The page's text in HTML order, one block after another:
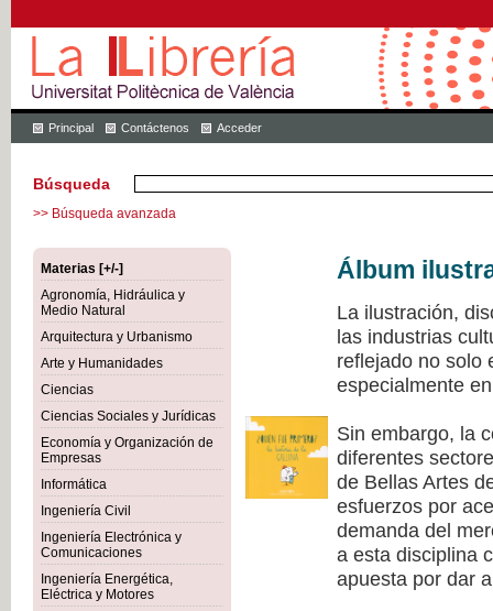
Principal Contáctenos Acceder
Búsqueda
>> Búsqueda avanzada
Materias [+/-]
Agronomía, Hidráulica y
Medio Natural
Arquitectura y Urbanismo
Arte y Humanidades
Ciencias
Ciencias Sociales y Jurídicas
Economía y Organización de
Empresas
Informática
Ingeniería Civil
Ingeniería Electrónica y
Comunicaciones
Ingeniería Energética,
Eléctrica y Motores
Álbum
La ilustración,
las industrias
reflejado no solo
especialmente
Sin embargo, la
diferentes
de Bellas Artes
esfuerzos por
demanda del
a esta disciplina
apuesta por dar